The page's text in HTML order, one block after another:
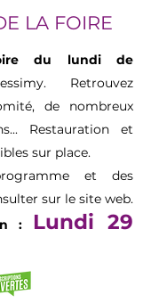
LA FOIRE
du lundi de
Retrouvez
de nombreux
Restauration et
sur place.
et des
sur le site web.
:
Lundi 29